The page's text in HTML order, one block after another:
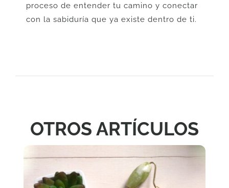
proceso de entender tu camino y conectar
con la sabiduría que ya existe dentro de ti.
OTROS ARTÍCULOS